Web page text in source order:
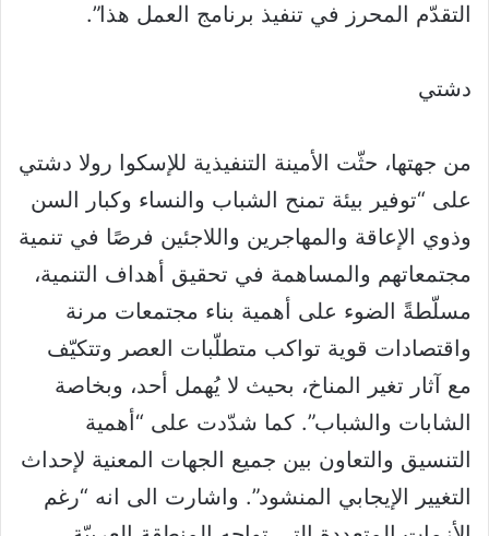
التقدّم المحرز في تنفيذ برنامج العمل هذا”.
دشتي
من جهتها، حثّت الأمينة التنفيذية للإسكوا رولا دشتي
على “توفير بيئة تمنح الشباب والنساء وكبار السن
وذوي الإعاقة والمهاجرين واللاجئين فرصًا في تنمية
مجتمعاتهم والمساهمة في تحقيق أهداف التنمية،
مسلّطةً الضوء على أهمية بناء مجتمعات مرنة
واقتصادات قوية تواكب متطلّبات العصر وتتكيّف
مع آثار تغير المناخ، بحيث لا يُهمل أحد، وبخاصة
الشابات والشباب”. كما شدّدت على “أهمية
التنسيق والتعاون بين جميع الجهات المعنية لإحداث
التغيير الإيجابي المنشود”. واشارت الى انه “رغم